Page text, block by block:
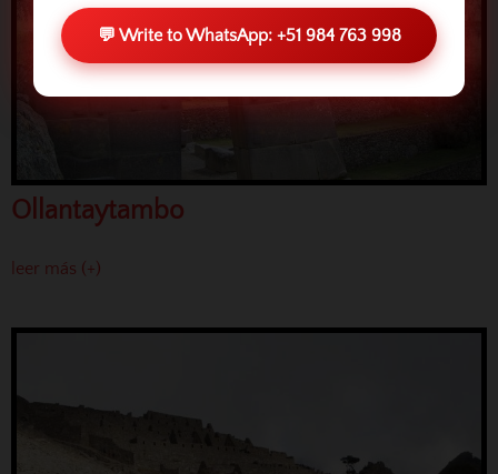
💬 Write to WhatsApp: +51 984 763 998
Ollantaytambo
leer más (+)